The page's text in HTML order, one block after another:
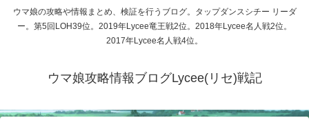
ウマ娘の攻略や情報まとめ、検証を行うブログ。タップダンスシチー リーダ
ー。第5回LOH39位。2019年Lycee竜王戦2位。2018年Lycee名人戦2位。
2017年Lycee名人戦4位。
ウマ娘攻略情報ブログLycee(リセ)戦記